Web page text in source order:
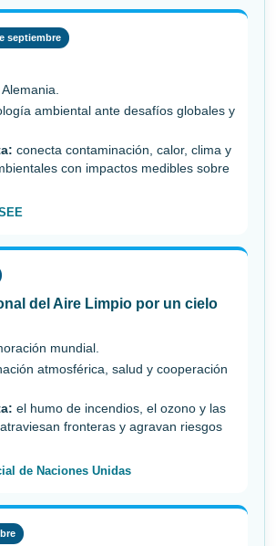
septiembre
ambiental ante desafíos globales y
conecta contaminación, calor, clima y
con impactos medibles sobre
del Aire Limpio por un cielo
mundial.
atmosférica, salud y cooperación
el humo de incendios, el ozono y las
fronteras y agravan riesgos
de Naciones Unidas